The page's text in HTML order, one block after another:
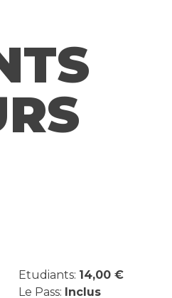
Etudiants: 14,00 €
Le Pass: Inclus